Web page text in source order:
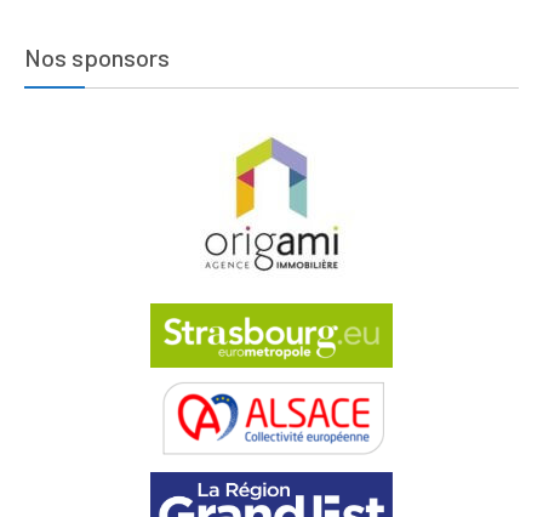
Nos sponsors